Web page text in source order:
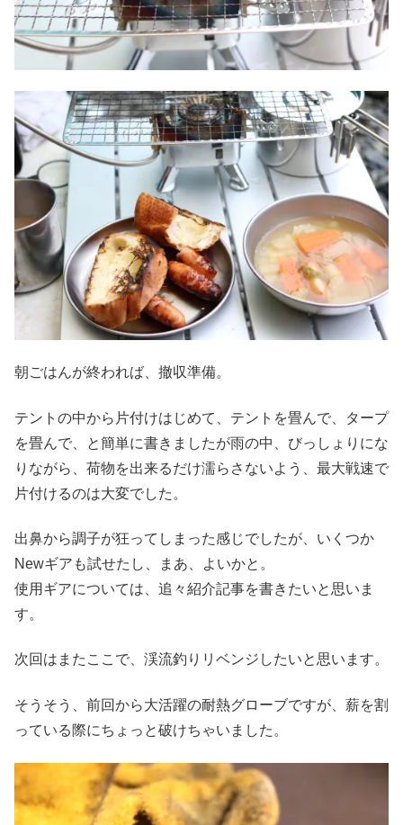
朝ごはんが終われば、撤収準備。
テントの中から片付けはじめて、テントを畳んで、タープ
を畳んで、と簡単に書きましたが雨の中、びっしょりにな
りながら、荷物を出来るだけ濡らさないよう、最大戦速で
片付けるのは大変でした。
出鼻から調子が狂ってしまった感じでしたが、いくつか
Newギアも試せたし、まあ、よいかと。
使用ギアについては、追々紹介記事を書きたいと思いま
す。
次回はまたここで、渓流釣りリベンジしたいと思います。
そうそう、前回から大活躍の耐熱グローブですが、薪を割
っている際にちょっと破けちゃいました。